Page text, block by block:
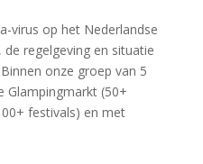
virus op het Nederlandse
regelgeving en situatie
onze groep van 5
Glampingmarkt (50+
festivals) en met